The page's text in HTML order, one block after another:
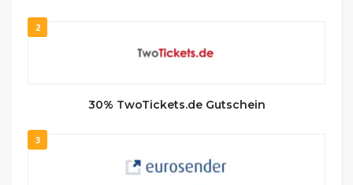
2
30% TwoTickets.de Gutschein
3